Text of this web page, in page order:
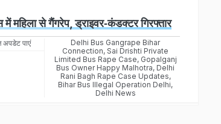
में महिला से गैंगरेप, ड्राइवर‑कंडक्टर गिरफ्तार
अपडेट पाएं
Delhi Bus Gangrape Bihar
Connection, Sai Drishti Private
Limited Bus Rape Case, Gopalganj
Bus Owner Happy Malhotra, Delhi
Rani Bagh Rape Case Updates,
Bihar Bus Illegal Operation Delhi,
Delhi News